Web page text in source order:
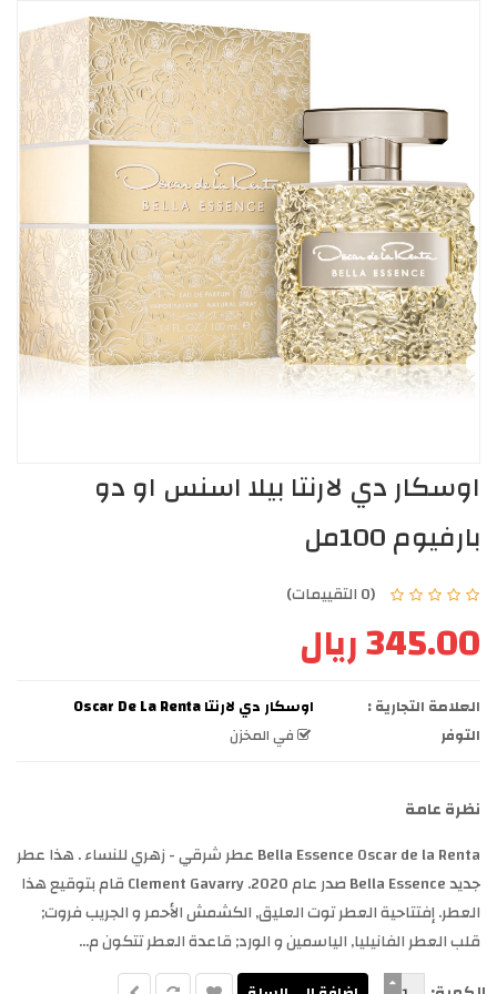
اوسكار دي لارنتا بيلا اسنس او دو
بارفيوم 100مل
(0 التقييمات)
345.00 ريال
العلامة التجارية :
اوسكار دي لارنتا Oscar De La Renta
التوفر
في المخزن
نظرة عامة
Bella Essence Oscar de la Renta عطر شرقي - زهري للنساء . هذا عطر
جديد Bella Essence صدر عام 2020. Clement Gavarry قام بتوقيع هذا
العطر. إفتتاحية العطر توت العليق, الكشمش الأحمر و الجريب فروت;
قلب العطر الفانيليا, الياسمين و الورد; قاعدة العطر تتكون م...